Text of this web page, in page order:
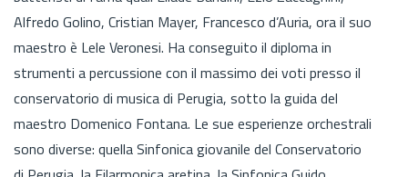
Alfredo Golino, Cristian Mayer, Francesco d’Auria, ora il suo
maestro è Lele Veronesi. Ha conseguito il diploma in
strumenti a percussione con il massimo dei voti presso il
conservatorio di musica di Perugia, sotto la guida del
maestro Domenico Fontana. Le sue esperienze orchestrali
sono diverse: quella Sinfonica giovanile del Conservatorio